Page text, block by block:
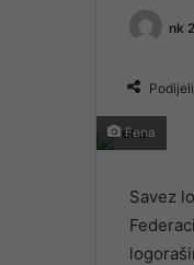
nk 2
Podijeli
Fena
Savez